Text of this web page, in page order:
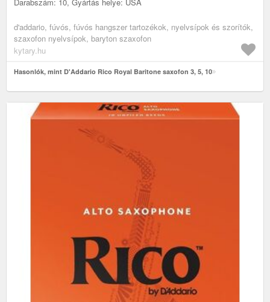
d'addario, fúvós, fúvós hangszer tartozékok, nyelvsípok és szorítók,
szaxofon nyelvsípok, baryton szaxofon
kytary.hu
Hasonlók, mint D'Addario Rico Royal Baritone saxofon 3, 5, 10